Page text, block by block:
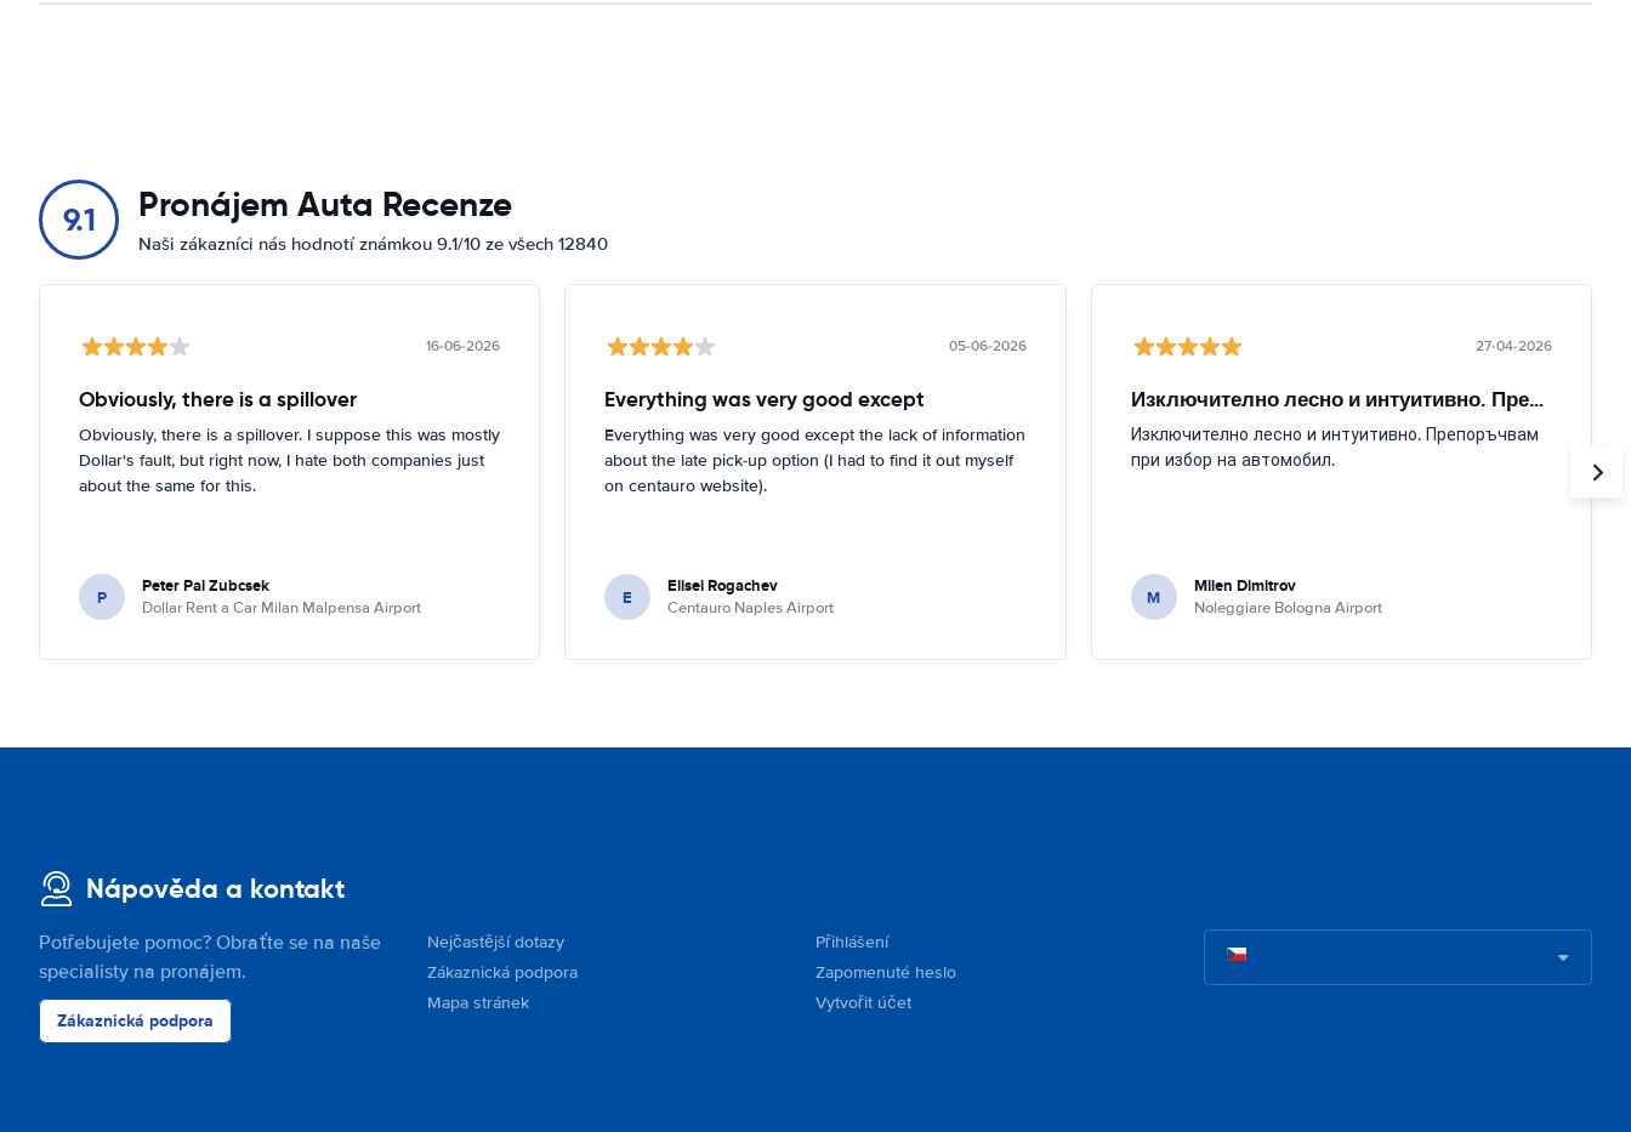
9.1 Pronájem Auta Recenze
Naši zákazníci nás hodnotí známkou 9.1/10 ze všech 12840
16-06-2026
Obviously, there is a spillover
Obviously, there is a spillover. I suppose this was mostly
Dollar's fault, but right now, I hate both companies just
about the same for this.
P Peter Pal Zubcsek
Dollar Rent a Car Milan Malpensa Airport
05-06-2026
Everything was very good except
Everything was very good except the lack of information
about the late pick-up option (I had to find it out myself
on centauro website).
E Elisei Rogachev
Centauro Naples Airport
27-04-2026
Изключително лесно и интуитивно. Препоръчвам
Изключително лесно и интуитивно. Препоръчвам
при избор на автомобил.
M Milen Dimitrov
Noleggiare Bologna Airport
Nápověda a kontakt
Potřebujete pomoc? Obraťte se na naše
specialisty na pronájem.
Zákaznická podpora
Nejčastější dotazy
Zákaznická podpora
Mapa stránek
Přihlášení
Zapomenuté heslo
Vytvořit účet